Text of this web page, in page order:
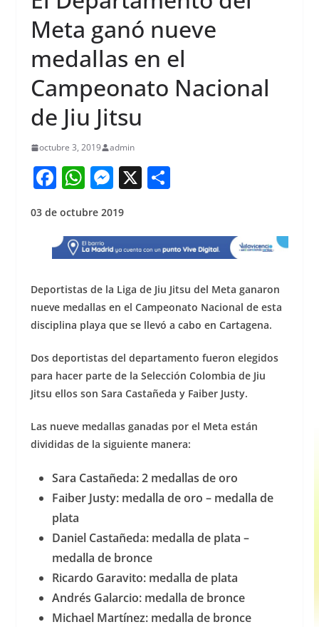
Meta ganó nueve
medallas en el
Campeonato Nacional
de Jiu Jitsu
octubre 3, 2019 admin
F
c
e
b
o
o
k
W
at
s
A
p
p
M
ss
e
n
g
er
X S
e
03 de octubre 2019
Deportistas de la Liga de Jiu Jitsu del Meta ganaron
nueve medallas en el Campeonato Nacional de esta
disciplina playa que se llevó a cabo en Cartagena.
Dos deportistas del departamento fueron elegidos
para hacer parte de la Selección Colombia de Jiu
Jitsu ellos son Sara Castañeda y Faiber Justy.
Las nueve medallas ganadas por el Meta están
divididas de la siguiente manera:
Sara Castañeda: 2 medallas de oro
Faiber Justy: medalla de oro – medalla de
plata
Daniel Castañeda: medalla de plata –
medalla de bronce
Ricardo Garavito: medalla de plata
Andrés Galarcio: medalla de bronce
Michael Martínez: medalla de bronce